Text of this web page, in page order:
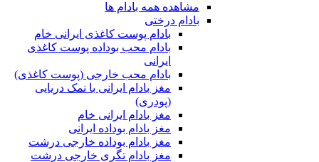
مشاهده همه بادام ها
بادام درختی
بادام پوست کاغذی ایرانی خام
بادام محب بوداده پوست کاغذی
ایرانی
بادام محب خارجی (پوست کاغذی)
مغز بادام ایرانی با نمک دریایی
(پودری)
مغز بادام ایرانی خام
مغز بادام بوداده ایرانی
مغز بادام بوداده خارجی درشت
مغز بادام تگری خارجی درشت